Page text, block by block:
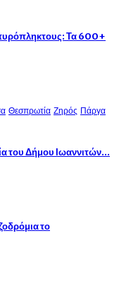
Τα 600+
Θεσπρωτία Ζηρός Πάργα
του Δήμου Ιωαννιτών…
το